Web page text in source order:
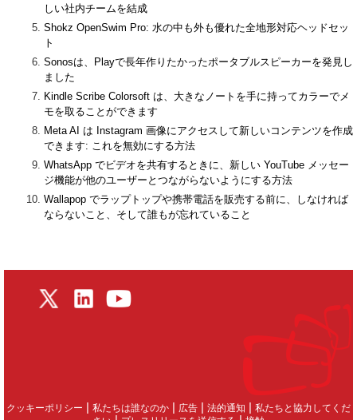
しい社内チームを結成
Shokz OpenSwim Pro: 水の中も外も優れた全地形対応ヘッドセッ
ト
Sonosは、Playで長年作りたかったポータブルスピーカーを発見し
ました
Kindle Scribe Colorsoft は、大きなノートを手に持ってカラーでメ
モを取ることができます
Meta AI は Instagram 画像にアクセスして新しいコンテンツを作成
できます: これを無効にする方法
WhatsApp でビデオを共有するときに、新しい YouTube メッセー
ジ機能が他のユーザーとつながらないようにする方法
Wallapop でラップトップや携帯電話を販売する前に、しなければ
ならないこと、そして誰もが忘れていること
クッキーポリシー | 私たちは誰なのか | 広告 | 法的通知 | 私たちと協力してくだ